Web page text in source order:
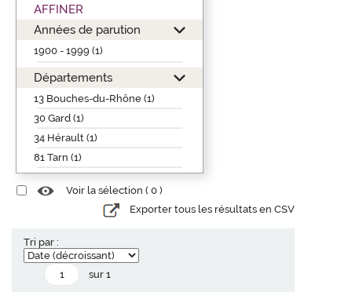
AFFINER
Années de parution
1900 - 1999 (1)
Départements
13 Bouches-du-Rhône (1)
30 Gard (1)
34 Hérault (1)
81 Tarn (1)
Voir la sélection ( 0 )
Exporter tous les résultats en CSV
Tri par :
sur 1